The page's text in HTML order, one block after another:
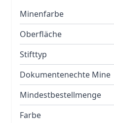
Minenfarbe
Oberfläche
Stifttyp
Dokumentenechte Mine
Mindestbestellmenge
Farbe